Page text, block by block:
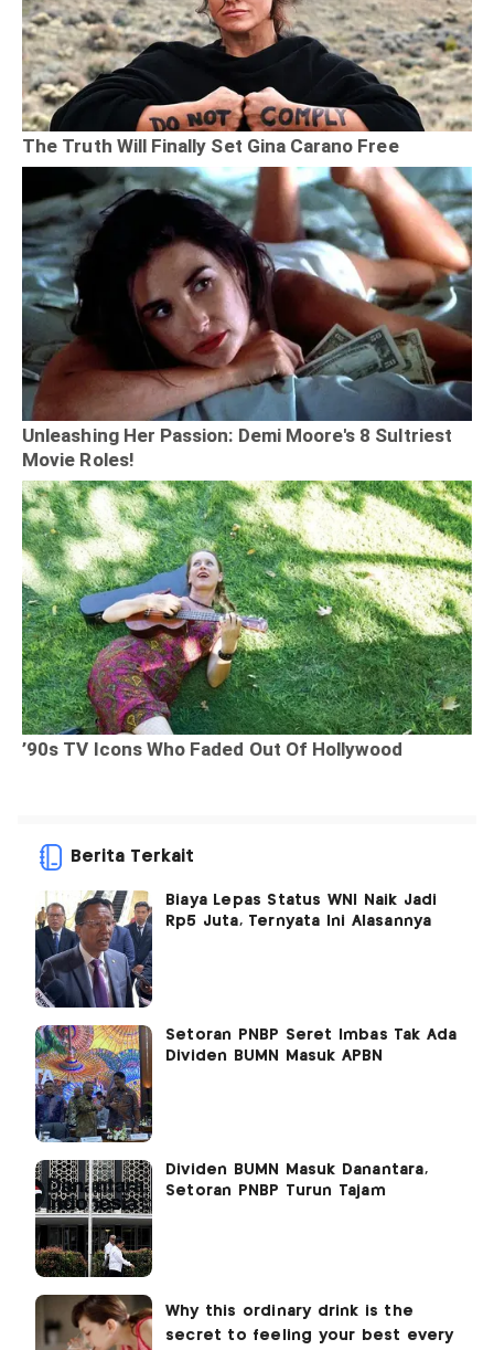
Berita Terkait
Biaya Lepas Status WNI Naik Jadi
Rp5 Juta, Ternyata Ini Alasannya
Setoran PNBP Seret Imbas Tak Ada
Dividen BUMN Masuk APBN
Dividen BUMN Masuk Danantara,
Setoran PNBP Turun Tajam